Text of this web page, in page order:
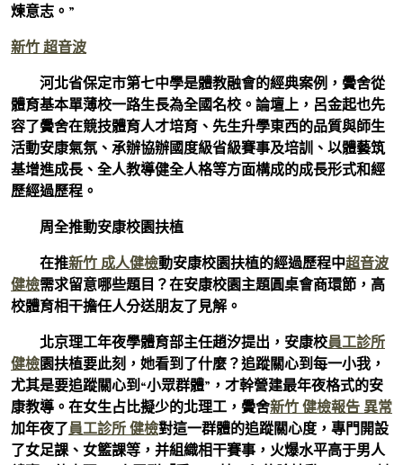
煉意志。”
新竹 超音波
河北省保定市第七中學是體教融會的經典案例，黌舍從
體育基本單薄校一路生長為全國名校。論壇上，呂金起也先
容了黌舍在競技體育人才培育、先生升學東西的品質與師生
活動安康氣氛、承辦協辦國度級省級賽事及培訓、以體藝筑
基增進成長、全人教導健全人格等方面構成的成長形式和經
歷經過歷程。
周全推動安康校園扶植
在推新竹 成人健檢動安康校園扶植的經過歷程中超音波
健檢需求留意哪些題目？在安康校園主題圓桌會商環節，高
校體育相干擔任人分送朋友了見解。
北京理工年夜學體育部主任趙汐提出，安康校員工診所
健檢園扶植要此刻，她看到了什麼？追蹤關心到每一小我，
尤其是要追蹤關心到“小眾群體”，才幹營建最年夜格式的安
康教導。在女生占比擬少的北理工，黌舍新竹 健檢報告 異常
加年夜了員工診所 健檢對這一群體的追蹤關心度，專門開設
了女足課、女籃課等，并組織相干賽事，火爆水平高于男人